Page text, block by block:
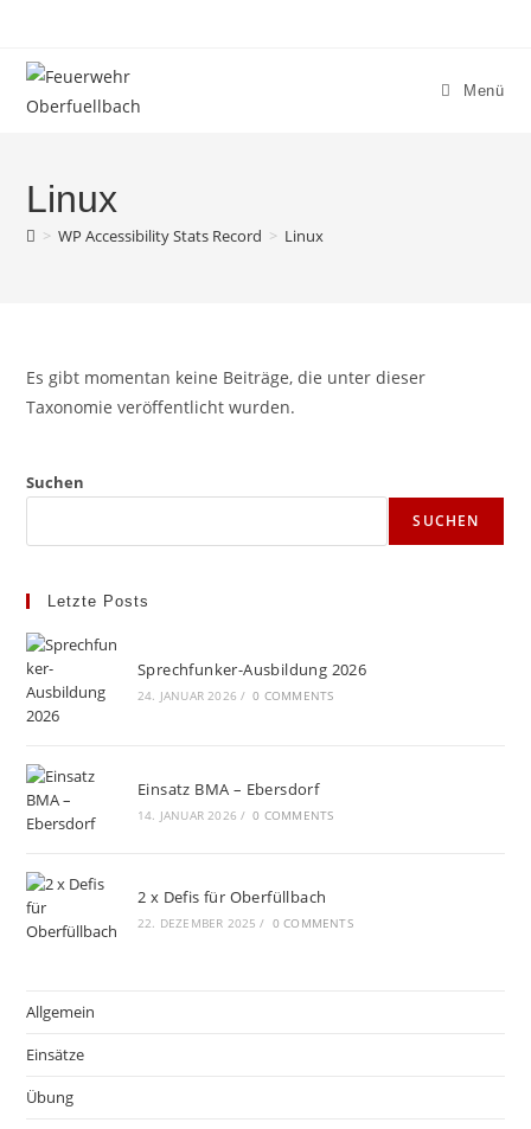
springen
Menü
Linux
> WP Accessibility Stats Record > Linux
Es gibt momentan keine Beiträge, die unter dieser
Taxonomie veröffentlicht wurden.
Suchen
SUCHEN
Letzte Posts
Sprechfunker-Ausbildung 2026
24. JANUAR 2026 / 0 COMMENTS
Einsatz BMA – Ebersdorf
14. JANUAR 2026 / 0 COMMENTS
2 x Defis für Oberfüllbach
22. DEZEMBER 2025 / 0 COMMENTS
Allgemein
Einsätze
Übung